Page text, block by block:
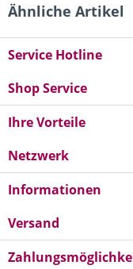
Ähnliche Artikel
Service Hotline
Shop Service
Ihre Vorteile
Netzwerk
Informationen
Versand